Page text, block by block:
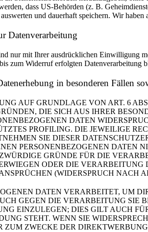
dass US-Behörden (z. B.
und dauerhaft speichern. Wir
Datenverarbeitung
nur mit Ihrer ausdrücklichen Einwilligung
zum Widerruf erfolgten Datenverarbeitung
in besonderen Fällen
AUF GRUNDLAGE VON ART. 6
DIE SICH AUS IHRER
DATEN
PROFILING. DIE JEWEILIGE
SIE DIESER
PERSONENBEZOGENEN DATEN
GRÜNDE FÜR DIE
ODER DIE
(WIDERSPRUCH NACH
DATEN VERARBEITET, UM
GEGEN DIE VERARBEITUNG SIE
EINZULEGEN; DIES GILT AUCH
STEHT. WENN SIE
ZUM ZWECKE DER